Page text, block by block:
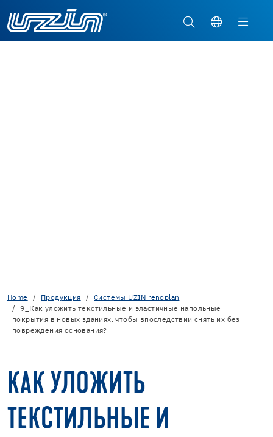
Home Продукция
Cистемы UZIN renoplan
9_Как уложить текстильные и эластичные напольные
покрытия в новых зданиях, чтобы впоследствии снять их без
повреждения основания?
КАК УЛОЖИТЬ
ТЕКСТИЛЬНЫЕ И